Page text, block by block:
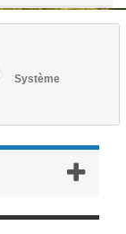
Système